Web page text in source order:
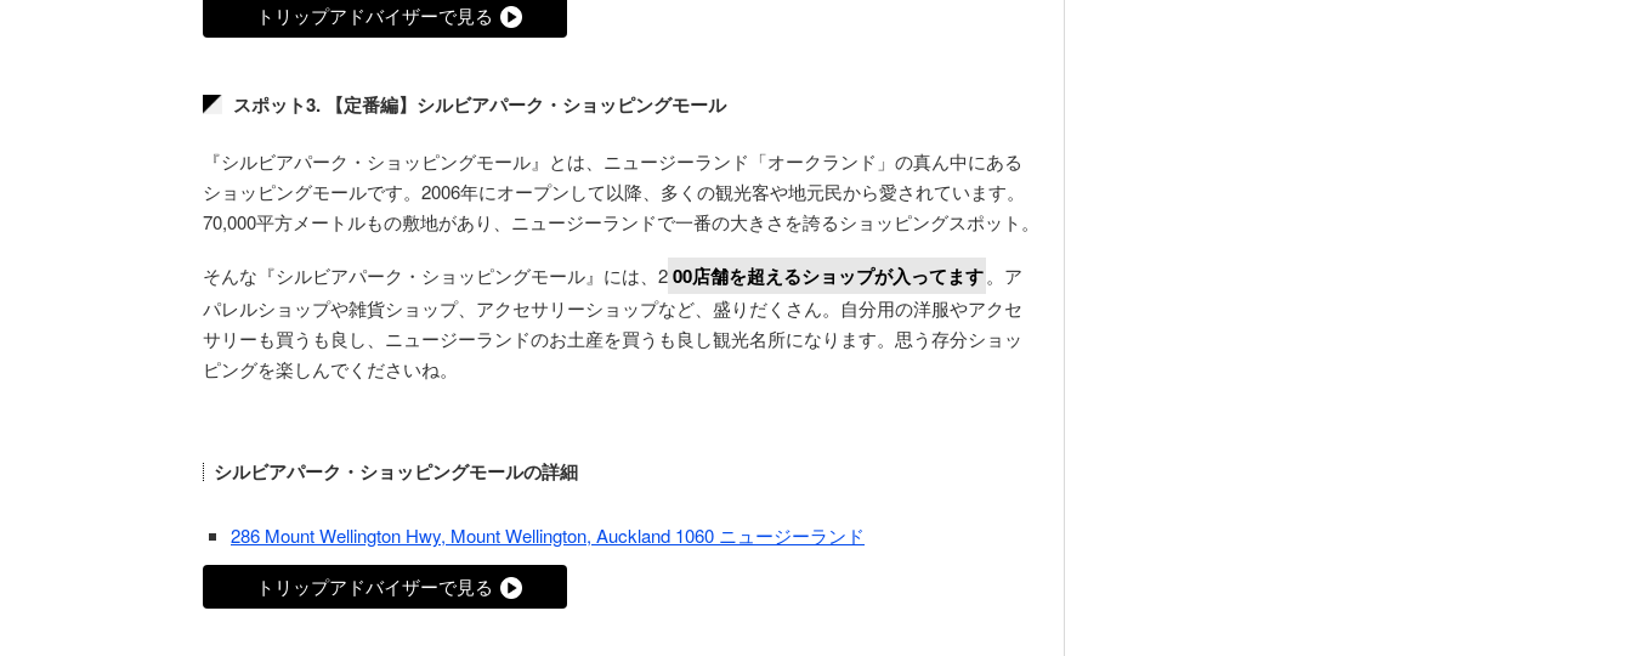
トリップアドバイザーで見る
スポット3. 【定番編】シルビアパーク・ショッピングモール
『シルビアパーク・ショッピングモール』とは、ニュージーランド「オークランド」の真ん中にある
ショッピングモールです。2006年にオープンして以降、多くの観光客や地元民から愛されています。
70,000平方メートルもの敷地があり、ニュージーランドで一番の大きさを誇るショッピングスポット。
そんな『シルビアパーク・ショッピングモール』には、200店舗を超えるショップが入ってます。ア
パレルショップや雑貨ショップ、アクセサリーショップなど、盛りだくさん。自分用の洋服やアクセ
サリーも買うも良し、ニュージーランドのお土産を買うも良し観光名所になります。思う存分ショッ
ピングを楽しんでくださいね。
シルビアパーク・ショッピングモールの詳細
286 Mount Wellington Hwy, Mount Wellington, Auckland 1060 ニュージーランド
トリップアドバイザーで見る